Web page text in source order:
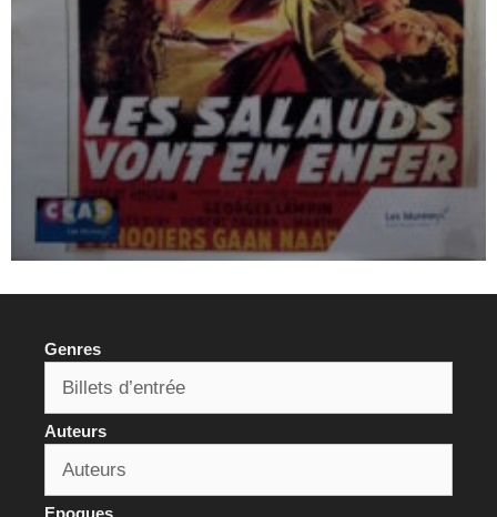
Genres
Auteurs
Epoques